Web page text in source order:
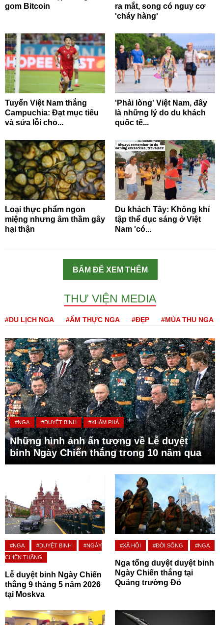
gom Bitcoin
ra mắt, song có nguy cơ
'cháy hàng'
Tuyển Việt Nam thắng
Campuchia: Đạt mục tiêu
và sửa lỗi cho...
'Phải lòng' Việt Nam, đây
là những lý do du khách
quốc tế...
Loại thực phẩm ngon
miệng nhưng âm thầm gây
hại thận
Du khách Tây: Không khí
tập thể dục sáng ở Việt
Nam 'có...
BẤM ĐỂ XEM THÊM
THƯ VIỆN MEDIA
#DU LỊCH NGA #ẨM THỰC NGA #ĐẸP #MÙA THU NGA
#NGA #DUYỆT BINH #KHÁM PHÁ
Những hình ảnh ấn tượng về Lễ duyệt
binh Ngày Chiến thắng trong 10 năm qua
#NGA #DUYỆT BINH
#NGÀY
CHIẾN THẮNG
Lễ duyệt binh Ngày Chiến
thắng 9 tháng 5 năm 2026
tại Moskva
#XÃ HỘI #ĐỜI SỐNG #NGA
Nga tổng duyệt duyệt binh
Ngày Chiến thắng tại
Quảng trường Đỏ